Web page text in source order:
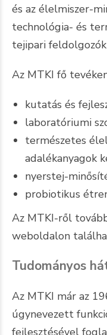
és az élelmiszer-
technológia- és
tejipari
Az MTKI fő
kutatás és
laboratóriumi
természetes
adalékanyagok
nyerstej-
probiotikus
Az MTKI-ről
weboldalon
Tudományos
Az MTKI már az
úgynevezett
fejlesztésével